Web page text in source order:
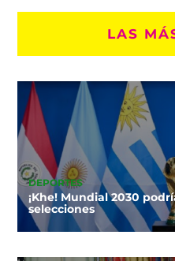
LAS
DEPORTES
¡Khe! Mundial 2030
selecciones